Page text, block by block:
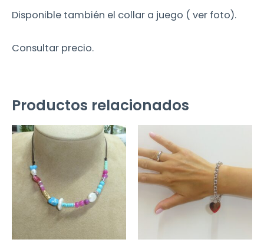
Disponible también el collar a juego ( ver foto).
Consultar precio.
Productos relacionados